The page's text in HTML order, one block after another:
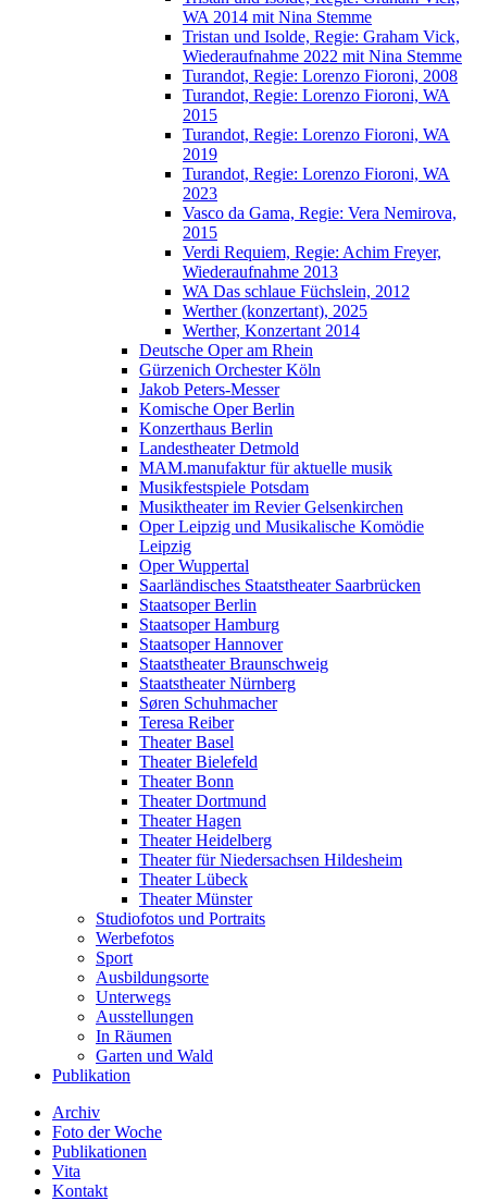
WA 2014 mit Nina Stemme
Tristan und Isolde, Regie: Graham Vick,
Wiederaufnahme 2022 mit Nina Stemme
Turandot, Regie: Lorenzo Fioroni, 2008
Turandot, Regie: Lorenzo Fioroni, WA
2015
Turandot, Regie: Lorenzo Fioroni, WA
2019
Turandot, Regie: Lorenzo Fioroni, WA
2023
Vasco da Gama, Regie: Vera Nemirova,
2015
Verdi Requiem, Regie: Achim Freyer,
Wiederaufnahme 2013
WA Das schlaue Füchslein, 2012
Werther (konzertant), 2025
Werther, Konzertant 2014
Deutsche Oper am Rhein
Gürzenich Orchester Köln
Jakob Peters-Messer
Komische Oper Berlin
Konzerthaus Berlin
Landestheater Detmold
MAM.manufaktur für aktuelle musik
Musikfestspiele Potsdam
Musiktheater im Revier Gelsenkirchen
Oper Leipzig und Musikalische Komödie
Leipzig
Oper Wuppertal
Saarländisches Staatstheater Saarbrücken
Staatsoper Berlin
Staatsoper Hamburg
Staatsoper Hannover
Staatstheater Braunschweig
Staatstheater Nürnberg
Søren Schuhmacher
Teresa Reiber
Theater Basel
Theater Bielefeld
Theater Bonn
Theater Dortmund
Theater Hagen
Theater Heidelberg
Theater für Niedersachsen Hildesheim
Theater Lübeck
Theater Münster
Studiofotos und Portraits
Werbefotos
Sport
Ausbildungsorte
Unterwegs
Ausstellungen
In Räumen
Garten und Wald
Publikation
Archiv
Foto der Woche
Publikationen
Vita
Kontakt